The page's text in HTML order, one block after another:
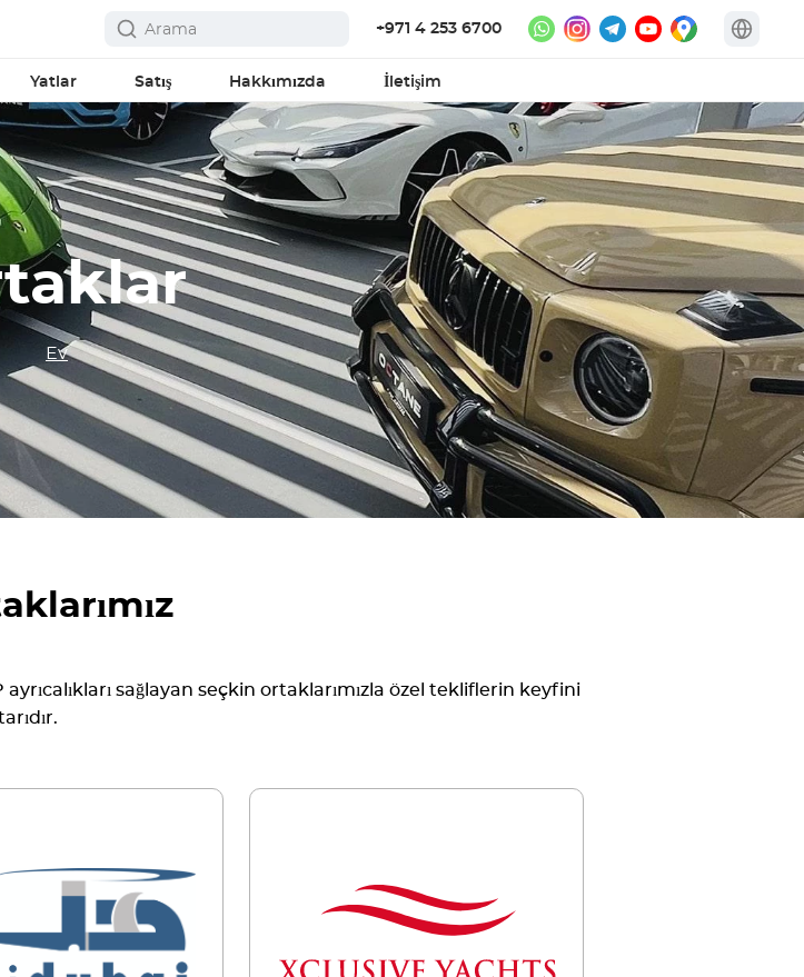
+971 4 253 6700
Yatlar Satış Hakkımızda İletişim
Ev
sağlayan seçkin ortaklarımızla özel tekliflerin keyfini